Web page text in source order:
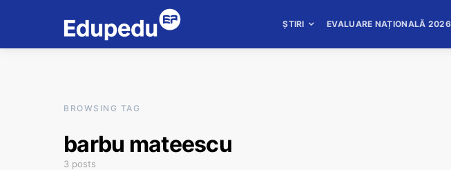
ȘTIRI EVALUARE NAȚIONALĂ 2026
BROWSING TAG
barbu mateescu
3 posts